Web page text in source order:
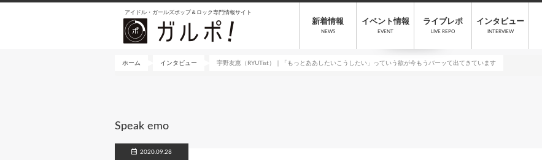
アイドル・ガールズポップ＆ロック専門情報サイト
新着情報
NEWS
イベント情報
EVENT
ライブレポ
LIVE REPO
インタビュー
INTERVIEW
ホーム インタビュー 宇野友恵（RYUTist）｜「もっとああしたいこうしたい」っていう欲が今もうバーッて出てきています
Speak emo
2020.09.28